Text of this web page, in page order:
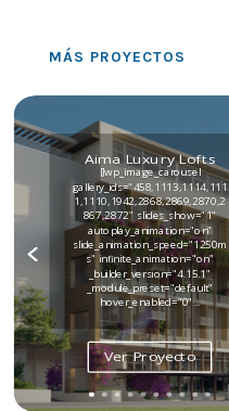
MÁS PROYECTOS
Aima Luxury Lofts
[lwp_image_carousel
gallery_ids="458,1113,1114,111
1,1110,1942,2868,2869,2870,2
867,2872" slides_show="1"
autoplay_animation="on"
slide_animation_speed="1250m
s" infinite_animation="on"
_builder_version="4.15.1"
_module_preset="default"
hover_enabled="0"...
Ver Proyecto